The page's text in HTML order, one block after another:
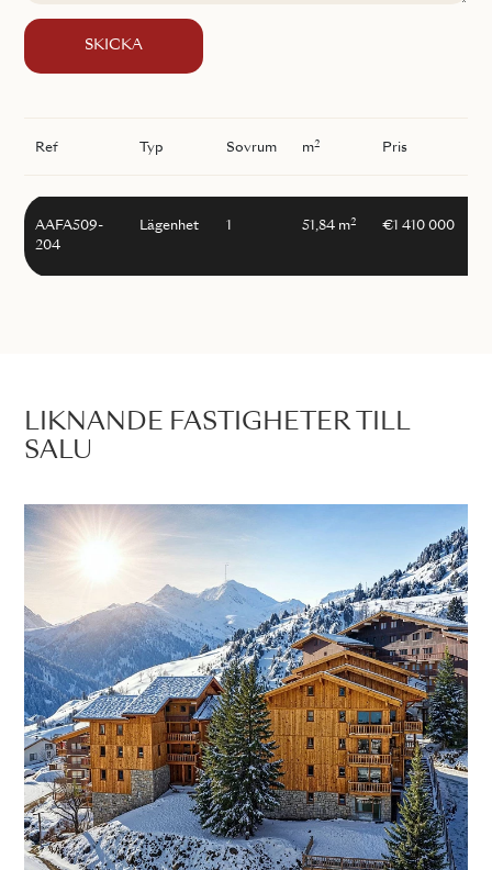
SKICKA
Ref Typ Sovrum m2 Pris
AAFA509-
204
Lägenhet 1 51,84 m2 €1 410 000
LIKNANDE FASTIGHETER TILL
SALU